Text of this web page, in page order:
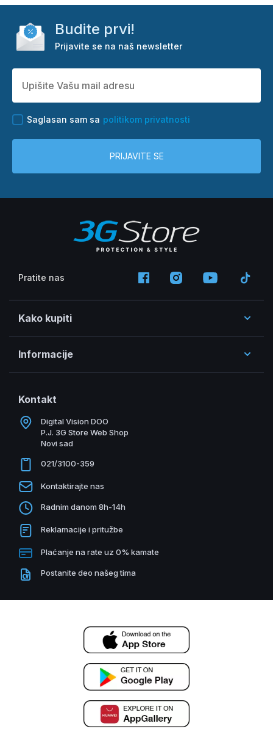
Budite prvi!
Prijavite se na naš newsletter
Saglasan sam sa politikom privatnosti
PRIJAVITE SE
Pratite nas
Kako kupiti
Informacije
Kontakt
Digital Vision DOO
P.J. 3G Store Web Shop
Novi sad
021/3100-359
Kontaktirajte nas
Radnim danom 8h-14h
Reklamacije i pritužbe
Plaćanje na rate uz 0% kamate
Postanite deo našeg tima